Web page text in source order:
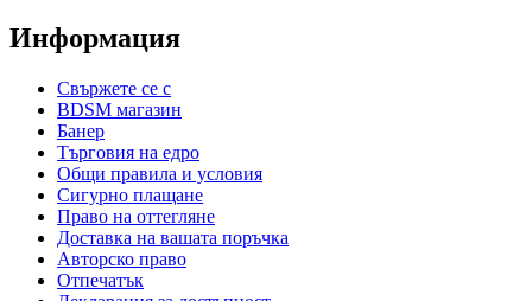
Информация
Свържете се с
BDSM магазин
Банер
Търговия на едро
Общи правила и условия
Сигурно плащане
Право на оттегляне
Доставка на вашата поръчка
Авторско право
Отпечатък